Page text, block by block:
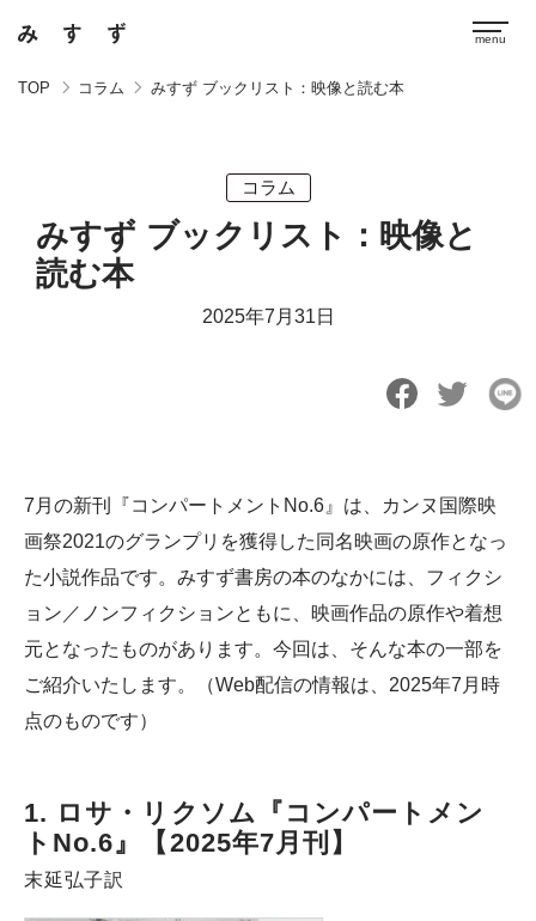
TOP コラム みすず ブックリスト：映像と読む本
コラム
みすず ブックリスト：映像と
読む本
2025年7月31日
7月の新刊『コンパートメントNo.6』は、カンヌ国際映
画祭2021のグランプリを獲得した同名映画の原作となっ
た小説作品です。みすず書房の本のなかには、フィクシ
ョン／ノンフィクションともに、映画作品の原作や着想
元となったものがあります。今回は、そんな本の一部を
ご紹介いたします。（Web配信の情報は、2025年7月時
点のものです）
1. ロサ・リクソム『コンパートメン
トNo.6』【2025年7月刊】
末延弘子訳